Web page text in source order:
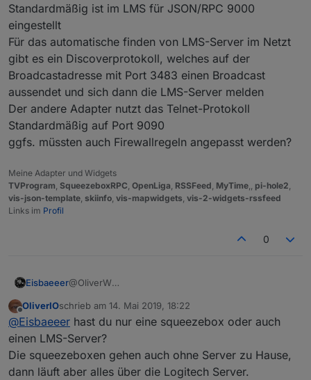
Standardmäßig ist im LMS für JSON/RPC 9000
eingestellt
Für das automatische finden von LMS-Server im Netzt
gibt es ein Discoverprotokoll, welches auf der
Broadcastadresse mit Port 3483 einen Broadcast
aussendet und sich dann die LMS-Server melden
Der andere Adapter nutzt das Telnet-Protokoll
Standardmäßig auf Port 9090
ggfs. müssten auch Firewallregeln angepasst werden?
Meine Adapter und Widgets
TVProgram SqueezeboxRPC OpenLiga RSSFeed MyTime pi-hole2
vis-json-template skiinfo vis-mapwidgets vis-2-widgets-rssfeed
Links im Profil
0
Eisbaeeer@OliverW
Habe squeezebox zuhause. Werde das bei
Gelegenheit testen. Kannst du dein Widget für mich
exportieren?
Sieht gut aus, würde ich gerne bei mir einsetzen.
Gruß Eisbaeeer
Offline
OliverIOschrieb am 14. Mai 2019, 18:22
zuletzt editiert von
@Eisbaeeer hast du nur eine squeezebox oder auch
einen LMS-Server?
Die squeezeboxen gehen auch ohne Server zu Hause,
dann läuft aber alles über die Logitech Server.